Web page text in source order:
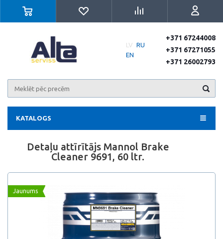
LV RU
EN
+371 67244008
+371 67271055
+371 26002793
KATALOGS
Detaļu attīrītājs Mannol Brake
Cleaner 9691, 60 ltr.
Jaunums